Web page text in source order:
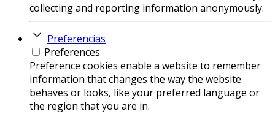
collecting and reporting information anonymously.
Preferencias
Preferences
Preference cookies enable a website to remember
information that changes the way the website
behaves or looks, like your preferred language or
the region that you are in.